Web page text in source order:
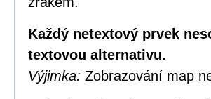
Každý netextový prvek
textovou alternativu.
Výjimka: Zobrazování map